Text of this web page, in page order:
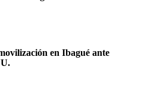
en Ibagué ante